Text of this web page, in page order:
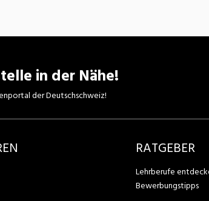
in der Nähe!
der Deutschschweiz!
RATGEBER
Lehrberufe
Bewerbungstipps